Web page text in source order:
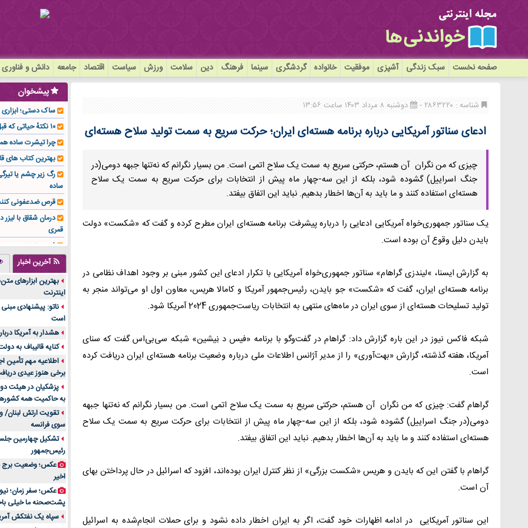
صفحه نخست سبک زندگی آشپزی موفقیت خانواده گردشگری سینما فرهنگ دین سلامت ورزش سیاست اقتصاد جامعه دانش و فناوری
شناسه : ۲۸۶۳۲۲۰ - دوشنبه ۸ مرداد ۱۴۰۳ ساعت ۱۳:۵۶
ادعای سناتور آمریکایی درباره برنامه هسته‌ای ایران؛ حرکت سریع به سمت تولید سلاح هسته‌ای
چیزی که من نگران آن هستم، حرکتی سریع به سمت یک سلاح اتمی است. من بسیار نگرانم که نه‌تنها جبهه دومی(در
جنگ اسراییل) گشوده شود، بلکه از این سه-چهار ماه پیش از انتخابات برای حرکت سریع به سمت یک سلاح
هسته‌ای استفاده کنند و ما باید به آن‌ها اخطار بدهیم. نباید این اتفاق بیفتد.
یک سناتور جمهوری‌خواه آمریکایی ادعایی را درباره پیشرفت برنامه هسته‌ای ایران مطرح کرده و گفت که «شکست» دولت
بایدن دلیل وقوع آن بوده است.
به گزارش ایسنا،‌ »لیندزی گراهام» سناتور جمهوری‌خواه آمریکایی با تکرار ادعای این کشور مبنی بر وجود اهداف نظامی در
برنامه هسته‌ای ایران، گفت که «شکست» جو بایدن، رئیس‌جمهور آمریکا و کامالا هریس، معاون اول او می‌تواند منجر به
تولید تسلیحات هسته‌ای از سوی ایران در ماه‌های منتهی به انتخابات ریاست‌جمهوری 2024 آمریکا شود.
شبکه فاکس نیوز در این باره گزارش داد: گراهام در گفت‌وگو با برنامه «فیس د نِیشین» شبکه سی‌بی‌اس گفت که سنای
آمریکا، هفته گذشته، گزارش «بهت‌آوری» را از مدیر آژانس اطلاعات ملی درباره وضعیت برنامه هسته‌ای ایران دریافت کرده
است.
گراهام گفت: چیزی که من نگران آن هستم، حرکتی سریع به سمت یک سلاح اتمی است. من بسیار نگرانم که نه‌تنها جبهه
دومی(در جنگ اسراییل) گشوده شود، بلکه از این سه-چهار ماه پیش از انتخابات برای حرکت سریع به سمت یک سلاح
هسته‌ای استفاده کنند و ما باید به آن‌ها اخطار بدهیم. نباید این اتفاق بیفتد.
گراهام با گفتن این که بایدن و هریس «شکست بزرگی» از نظر کنترل ایران بوده‌اند، افزود که اسرائیل در حال پرداختن بهای
آن است.
این سناتور آمریکایی در ادامه اظهارات خود گفت، اگر به ایران اخطار داده نشود و برای حملات انجام‌شده به اسرائیل
پیشخوان
ساک دستی؛ ابزاری
۱۰ نکتهٔ حیاتی که قبل از کاشت ایمپلنت باید بدانید!
چرا تیشرت ساده
بهترین کتاب های
رگ زیر چشم یا
ساده
قرص ضدعفونی
درمان شقاق با لیزر
قمری
فوم صنعتی چیست و
تولیدکننده تهیه کرد؟
جنس هر کدام از
متریال برای شما
تولید لیوان
بازار ایران
درد زانو بعد از
انتخاب باشد
آینده موسیقی
بهترین راه
است؟
مقایسه قالب
خرید سمعک
تصمیم‌گیری
خرید و فروش
ایرانیان
اهمیت انتخاب
پرونده‌های حساس و
۷ تاثیرات کامپیوتر در حوزه علوم زندگی و کاربردی
لیفتراک صفر؛
آخرین اخبار
بهترین ابزارهای
اینترنت
ناتو: پیشنهادی
است
هشدار به آمریکا
کنایه قالیباف به
اطلاعیه مهم تأمین
برخی هنوز عیدی
پزشکیان در هیئت
به حاکمیت همه
تقویت ارتش لبنان/
سوی فرانسه
تشکیل چهارمین
رئیس‌جمهور
عکس؛ وضعیت برج
اخیر
پشت‌صحنه ما خیلی
سپاه یک نفتکش